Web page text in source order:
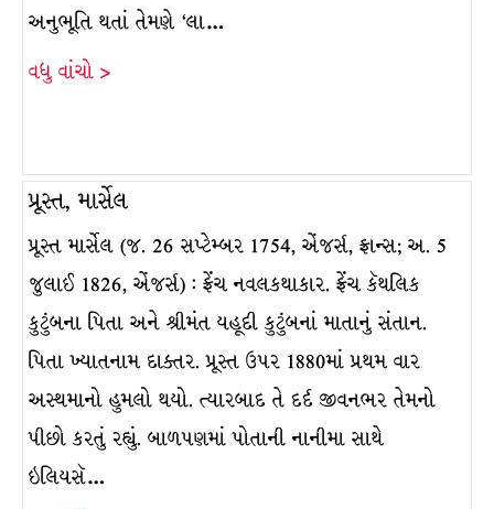
અનુભૂતિ થતાં તેમણે ‘લા…
વધુ વાંચો >
પ્રૂસ્ત, માર્સેલ
પ્રૂસ્ત માર્સેલ (જ. 26 સપ્ટેમ્બર 1754, એંજર્સ, ફ્રાન્સ; અ. 5
જુલાઈ 1826, એંજર્સ) : ફ્રેંચ નવલકથાકાર. ફ્રેંચ કૅથલિક
કુટુંબના પિતા અને શ્રીમંત યહૂદી કુટુંબનાં માતાનું સંતાન.
પિતા ખ્યાતનામ દાક્તર. પ્રૂસ્ત ઉપર 1880માં પ્રથમ વાર
અસ્થમાનો હુમલો થયો. ત્યારબાદ તે દર્દ જીવનભર તેમનો
પીછો કરતું રહ્યું. બાળપણમાં પોતાની નાનીમા સાથે
ઇલિયસૅ…